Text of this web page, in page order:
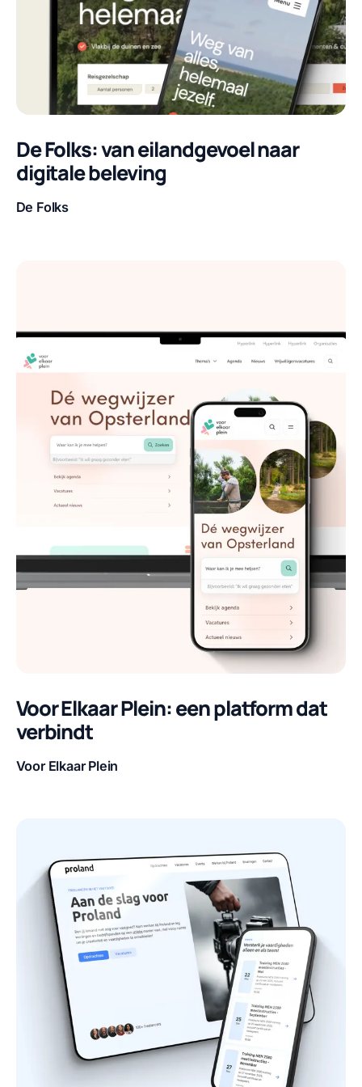
De Folks: van eilandgevoel naar
digitale beleving
Klant
De Folks
Voor Elkaar Plein: een platform dat
verbindt
Klant
Voor Elkaar Plein